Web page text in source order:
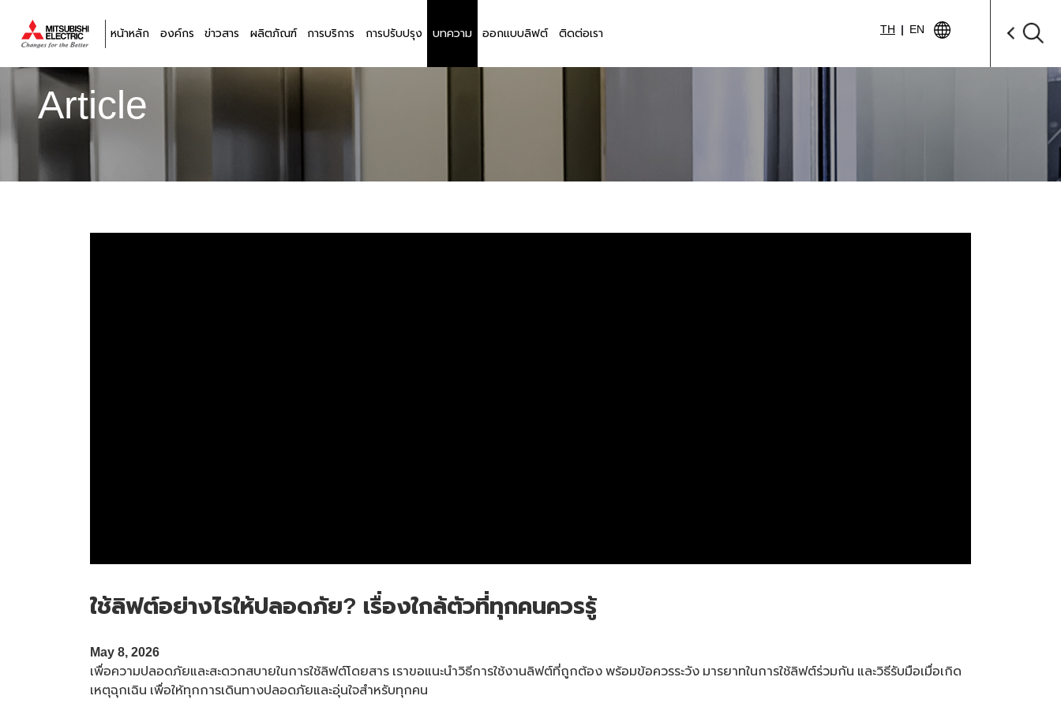
ลิฟต์,
ลิฟท์,
บันได
เลื่อน
TH | EN
หน้าหลัก องค์กร ข่าวสาร ผลิตภัณฑ์ การบริการ การปรับปรุง บทความ ออกแบบลิฟต์ ติดต่อเรา
Article
ใช้ลิฟต์อย่างไรให้ปลอดภัย? เรื่องใกล้ตัวที่ทุกคนควรรู้
May 8, 2026
เพื่อความปลอดภัยและสะดวกสบายในการใช้ลิฟต์โดยสาร เราขอแนะนำวิธีการใช้งานลิฟต์ที่ถูกต้อง พร้อมข้อควรระวัง มารยาทในการใช้ลิฟต์ร่วมกัน และวิธีรับมือเมื่อเกิด
เหตุฉุกเฉิน เพื่อให้ทุกการเดินทางปลอดภัยและอุ่นใจสำหรับทุกคน